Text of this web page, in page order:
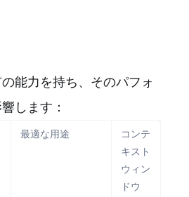
能力を持ち、そのパフォ
します：
最適な用途
コンテ
キスト
ウィン
ドウ